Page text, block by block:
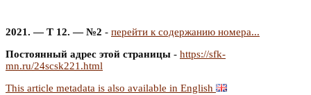
2021. — Т 12. — №2 - перейти к содержанию номера...
Постоянный адрес этой страницы - https://sfk-
mn.ru/24scsk221.html
This article metadata is also available in English